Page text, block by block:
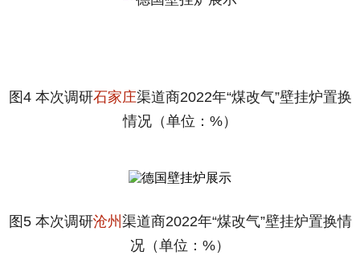
图4 本次调研石家庄渠道商2022年“煤改气”壁挂炉置换
情况（单位：%）
图5 本次调研沧州 渠道商2022年“煤改气”壁挂炉置换情
况（单位：%）